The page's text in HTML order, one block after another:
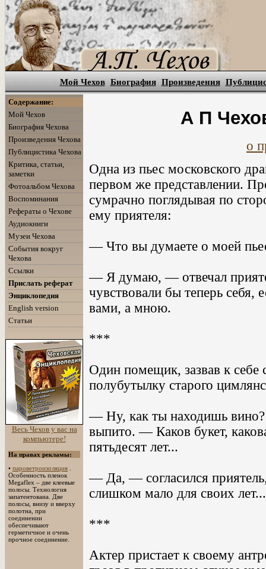
Мой Чехов Биография Произведения
Содержание:
Мой Чехов
Биография Чехова
Произведения Чехова
Публицистика Чехова
Критика, статьи,
заметки
Фотоальбом Чехова
Воспоминания
Рефераты о Чехове
Аудиокниги
Музеи Чехова
События вокруг
Чехова
Ссылки
Прислать реферат
Энциклопедия
English version
Статьи
Весь Чехов у вас на
компьютере!
На правах рекламы:
• пароветроизоляция
Особенность пленок
Megaflex – две клеевые
полосы. Технология
запатентована. Две
полосы, внизу и вверху
полотна, при
соединении
обеспечивают
герметичное и очень
прочное соединение.
А П
о
Одна из пьес московского
первом же представлении.
сумрачно поглядывая по
ему приятеля:
— Что вы думаете о моей
— Я думаю, — отвечал
чувствовали бы теперь себя,
вами, а мною.
***
Один помещик, зазвав к себе
полубутылку старого
— Ну, как ты находишь
выпито. — Каков букет,
пятьдесят лет...
— Да, — согласился
слишком мало для своих лет...
***
Актер пристает к своему